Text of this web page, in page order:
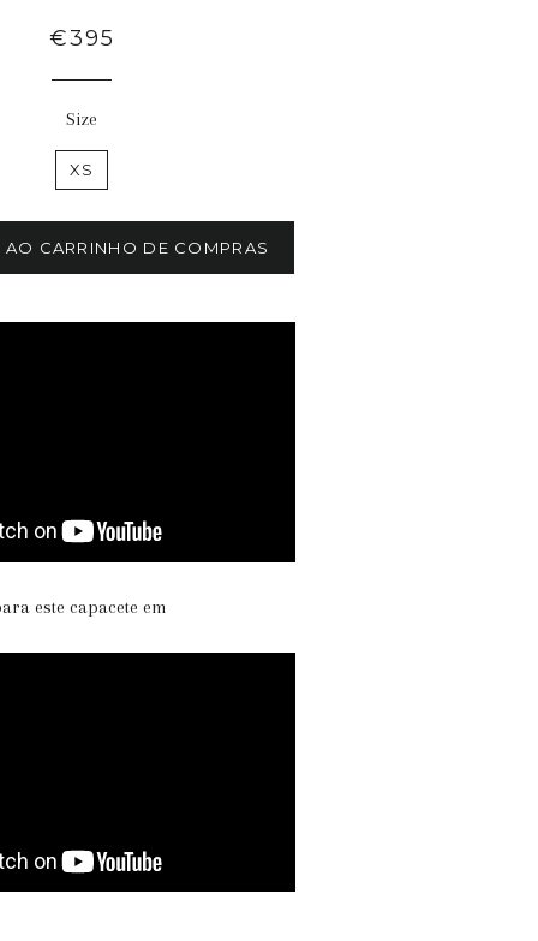
€395
Size
XS
CARRINHO DE COMPRAS
este capacete em